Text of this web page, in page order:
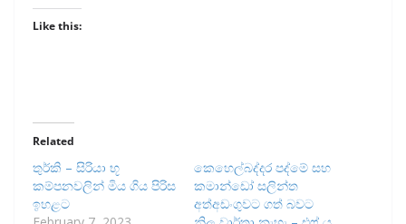
Like this:
Related
තුර්කි – සිරියා භූ
කම්පනවලින් මිය ගිය පිරිස
ඉහළට
කෙහෙල්බද්දර පද්මේ සහ
කමාන්ඩෝ සලින්ත
අත්අඩංගුවට ගත් බවට